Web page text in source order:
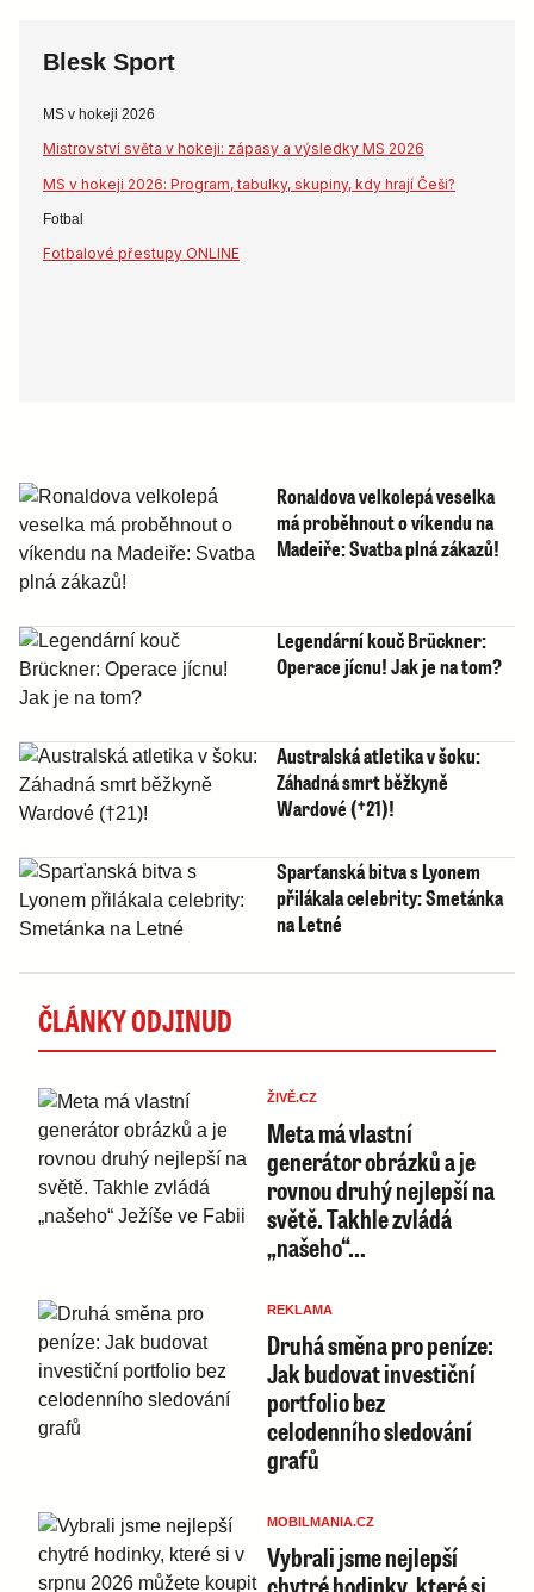
Blesk Sport
MS v hokeji 2026
Mistrovství světa v hokeji: zápasy a výsledky MS 2026
MS v hokeji 2026: Program, tabulky, skupiny, kdy hrají Češi?
Fotbal
Fotbalové přestupy ONLINE
Ronaldova velkolepá veselka
má proběhnout o víkendu na
Madeiře: Svatba plná zákazů!
Legendární kouč Brückner:
Operace jícnu! Jak je na tom?
Australská atletika v šoku:
Záhadná smrt běžkyně
Wardové (†21)!
Sparťanská bitva s Lyonem
přilákala celebrity: Smetánka
na Letné
ČLÁNKY ODJINUD
ŽIVĚ.CZ
Meta má vlastní
generátor obrázků a je
rovnou druhý nejlepší na
světě. Takhle zvládá
„našeho“…
REKLAMA
Druhá směna pro peníze:
Jak budovat investiční
portfolio bez
celodenního sledování
grafů
MOBILMANIA.CZ
Vybrali jsme nejlepší